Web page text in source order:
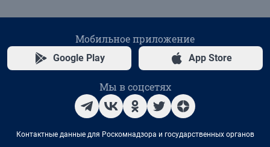
Мобильное приложение
Google Play App Store
Мы в соцсетях
Контактные данные для Роскомнадзора и государственных органов